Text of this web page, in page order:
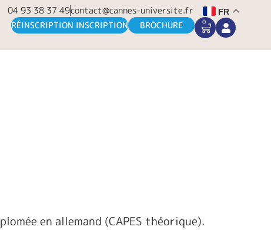
04 93 38 37 49contact@cannes-universite.fr FR
RÉINSCRIPTION INSCRIPTION BROCHURE 0
CART
en allemand (CAPES théorique).